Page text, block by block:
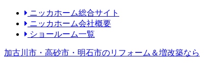
ニッカホーム総合サイト
ニッカホーム会社概要
ショールーム一覧
加古川市・高砂市・明石市のリフォーム＆増改築なら